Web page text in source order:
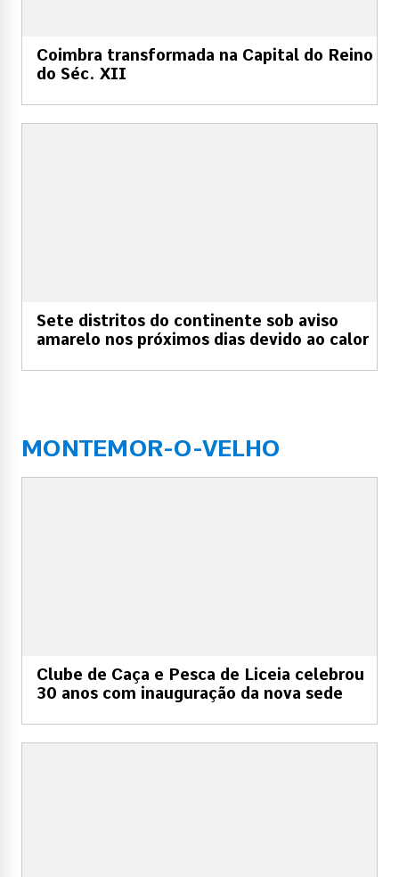
Coimbra transformada na Capital do Reino
do Séc. XII
Sete distritos do continente sob aviso
amarelo nos próximos dias devido ao calor
MONTEMOR-O-VELHO
Clube de Caça e Pesca de Liceia celebrou
30 anos com inauguração da nova sede